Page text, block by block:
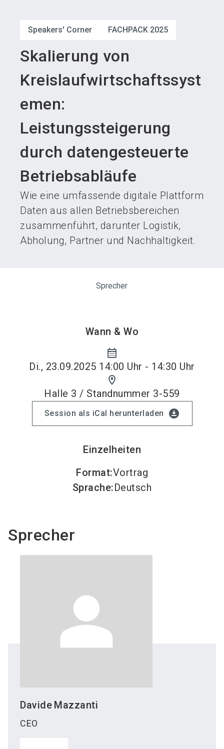
Speakers' Corner FACHPACK 2025
Skalierung von
Kreislaufwirtschaftssyst
emen:
Leistungssteigerung
durch datengesteuerte
Betriebsabläufe
Wie eine umfassende digitale Plattform
Daten aus allen Betriebsbereichen
zusammenführt, darunter Logistik,
Abholung, Partner und Nachhaltigkeit.
Sprecher
Wann & Wo
calendar_month
Di., 23.09.2025 14:00 Uhr - 14:30 Uhr
location_on
Halle 3 / Standnummer 3-559
Session als iCal herunterladen download_for_offline
Einzelheiten
Format:Vortrag
Sprache:Deutsch
Sprecher
Davide Mazzanti
CEO